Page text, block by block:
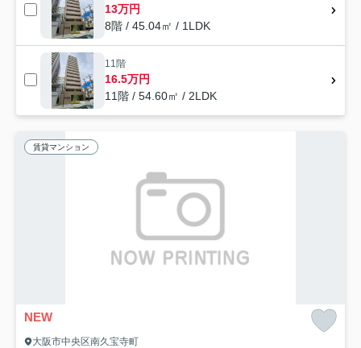
13万円
8階 / 45.04㎡ / 1LDK
11階
16.5万円
11階 / 54.60㎡ / 2LDK
賃貸マンション
NEW
大阪市中央区南久宝寺町